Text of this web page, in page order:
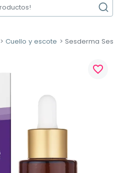
Cuello y escote Sesderma
favorite_border